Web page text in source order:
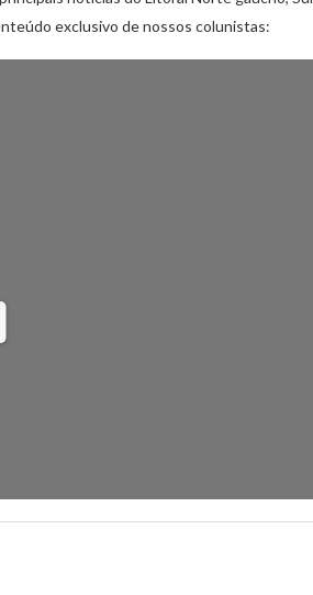
exclusivo de nossos colunistas: